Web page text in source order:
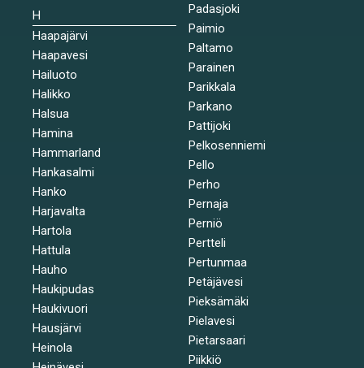
H
Haapajärvi
Haapavesi
Hailuoto
Halikko
Halsua
Hamina
Hammarland
Hankasalmi
Hanko
Harjavalta
Hartola
Hattula
Hauho
Haukipudas
Haukivuori
Hausjärvi
Heinola
Padasjoki
Paimio
Paltamo
Parainen
Parikkala
Parkano
Pattijoki
Pelkosenniemi
Pello
Perho
Pernaja
Perniö
Pertteli
Pertunmaa
Petäjävesi
Pieksämäki
Pielavesi
Pietarsaari
Piikkiö